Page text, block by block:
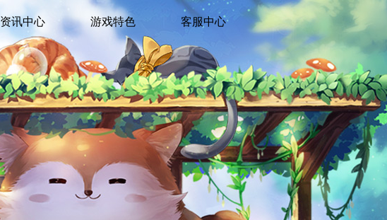
资讯中心 游戏特色 客服中心